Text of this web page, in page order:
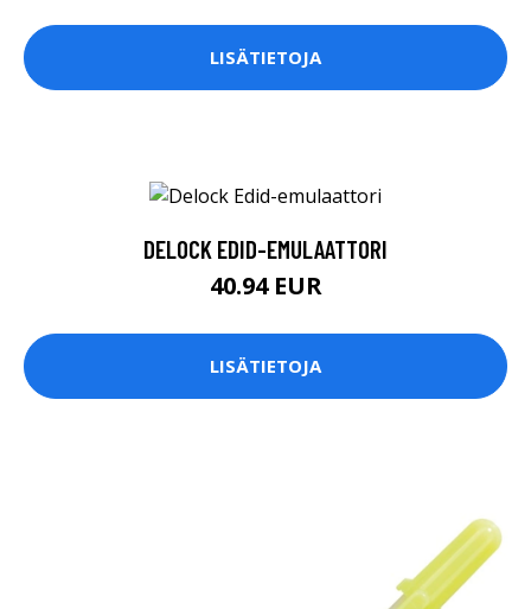
LISÄTIETOJA
DELOCK EDID-EMULAATTORI
40.94 EUR
LISÄTIETOJA